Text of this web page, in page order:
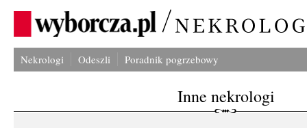
Nekrologi Odeszli Poradnik pogrzebowy
Inne nekrologi